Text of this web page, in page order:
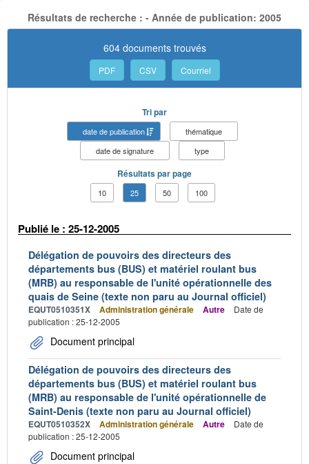
Résultats de recherche : - Année de publication: 2005
604 documents trouvés
PDF CSV Courriel
Tri par
date de publication
thématique
date de signature
type
Résultats par page
10 25 50 100
Publié le : 25-12-2005
Délégation de pouvoirs des directeurs des
départements bus (BUS) et matériel roulant bus
(MRB) au responsable de l'unité opérationnelle des
quais de Seine (texte non paru au Journal officiel)
EQUT0510351X Administration générale Autre
Date de
publication : 25-12-2005
Document principal
Délégation de pouvoirs des directeurs des
départements bus (BUS) et matériel roulant bus
(MRB) au responsable de l'unité opérationnelle de
Saint-Denis (texte non paru au Journal officiel)
EQUT0510352X Administration générale Autre
Date de
publication : 25-12-2005
Document principal